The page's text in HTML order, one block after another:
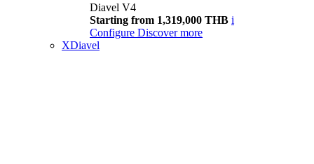
Diavel V4
Starting from 1,319,000 THB i
Configure Discover more
XDiavel